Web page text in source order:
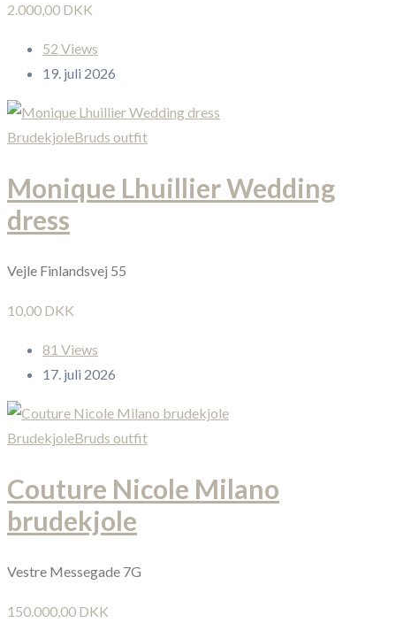
2.000,00 DKK
52 Views
19. juli 2026
BrudekjoleBruds outfit
Monique Lhuillier Wedding
dress
Vejle Finlandsvej 55
10,00 DKK
81 Views
17. juli 2026
BrudekjoleBruds outfit
Couture Nicole Milano
brudekjole
Vestre Messegade 7G
150.000,00 DKK